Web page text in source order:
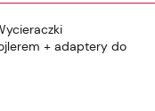
+ adaptery do